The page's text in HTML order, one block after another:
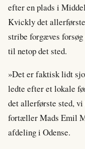
efter en plads i
Kvickly det
stribe forgæves forsøg
til netop det sted.
»Det er faktisk lidt
ledte efter et lokale
det allerførste sted,
fortæller Mads Emil
afdeling i Odense.